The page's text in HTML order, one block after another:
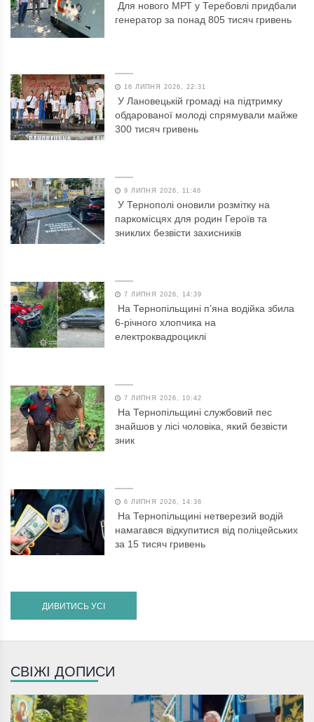
Для нового МРТ у Теребовлі придбали
генератор за понад 805 тисяч гривень
16 ЛИПНЯ 2026, 22:31
У Лановецькій громаді на підтримку
обдарованої молоді спрямували майже
300 тисяч гривень
9 ЛИПНЯ 2026, 11:46
У Тернополі оновили розмітку на
паркомісцях для родин Героїв та
зниклих безвісти захисників
7 ЛИПНЯ 2026, 14:39
На Тернопільщині п’яна водійка збила
6-річного хлопчика на
електроквадроциклі
7 ЛИПНЯ 2026, 10:42
На Тернопільщині службовий пес
знайшов у лісі чоловіка, який безвісти
зник
6 ЛИПНЯ 2026, 14:36
На Тернопільщині нетверезий водій
намагався відкупитися від поліцейських
за 15 тисяч гривень
ДИВИТИСЬ УСІ
СВІЖІ ДОПИСИ